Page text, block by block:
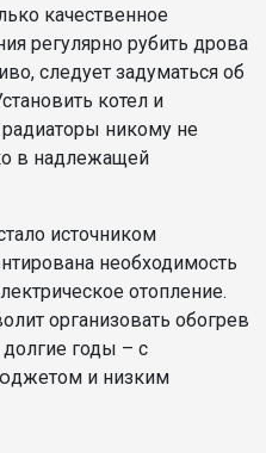
качественное
регулярно рубить дрова
следует задуматься об
котел и
никому не
в надлежащей
источником
необходимость
отопление.
организовать обогрев
годы – с
и низким